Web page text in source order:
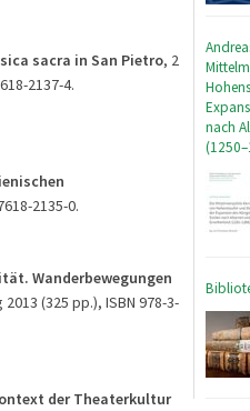
nach
sacra in San Pietro, 2
2137-4.
2135-0.
Wanderbewegungen
(325 pp.), ISBN 978-3-
der Theaterkultur